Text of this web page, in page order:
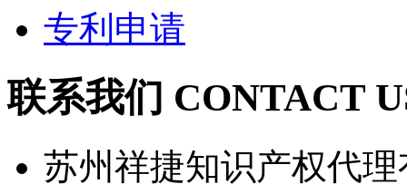
专利申请
联系我们 CONTACT
苏州祥捷知识产权代